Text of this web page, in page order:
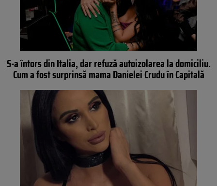
S-a întors din Italia, dar refuză autoizolarea la domiciliu.
Cum a fost surprinsă mama Danielei Crudu în Capitală